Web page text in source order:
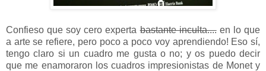
Confieso que soy cero expertabastante inculta....en lo que
a arte se refiere, pero poco a poco voy aprendiendo! Eso sí,
tengo claro si un cuadro me gusta o no; y os puedo decir
que me enamoraron los cuadros impresionistas de Monet y